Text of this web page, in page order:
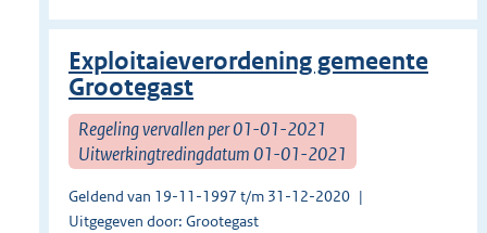
Exploitaieverordening gemeente
Grootegast
Regeling vervallen per 01-01-2021
Uitwerkingtredingdatum 01-01-2021
Geldend van 19-11-1997 t/m 31-12-2020
Uitgegeven door: Grootegast